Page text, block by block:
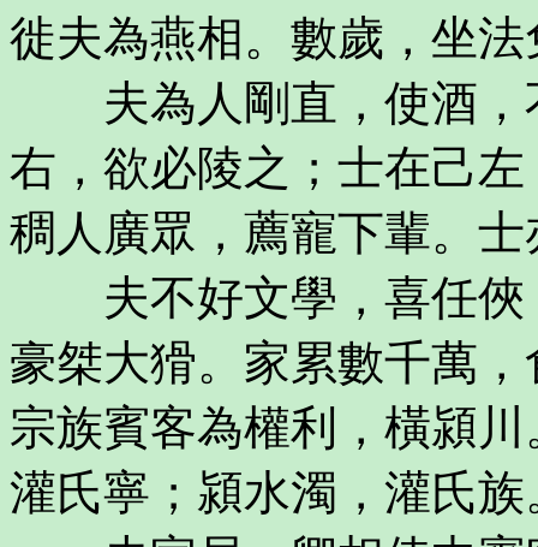
徙夫為燕相。數歲，坐
夫為人剛直，使酒，
右，欲必陵之；士在己
稠人廣眾，薦寵下輩。
夫不好文學，喜任俠
豪桀大猾。家累數千萬
宗族賓客為權利，橫潁
灌氏寧；潁水濁，灌氏族